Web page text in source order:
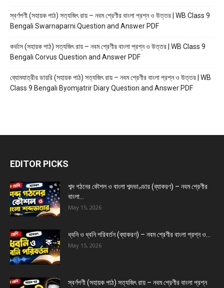
স্বর্ণপণী (সহায়ক পাঠ) সত্যজিৎ রায় – নবম শ্রেণীর বাংলা প্রশ্ন ও উত্তর | WB Class 9
Bengali Swarnaparni Question and Answer PDF
কর্ভাস (সহায়ক পাঠ) সত্যজিৎ রায় – নবম শ্রেণীর বাংলা প্রশ্ন ও উত্তর | WB Class 9
Bengali Corvus Question and Answer PDF
ব্যোমযাত্রীর ডায়রি (সহায়ক পাঠ) সত্যজিৎ রায় – নবম শ্রেণীর বাংলা প্রশ্ন ও উত্তর | WB
Class 9 Bengali Byomjatrir Diary Question and Answer PDF
EDITOR PICKS
শব্দ গঠনের কৌশল ও বাংলা শব্দভাণ্ডার (ব্যাকরণ) – নবম শ্রেণীর
বাংলা...
May 15, 2026
ধ্বনি ও ধ্বনি পরিবর্তন (ব্যাকরণ) – নবম শ্রেণীর বাংলা প্রশ্ন ও...
May 15, 2026
স্বর্ণপণী (সহায়ক পাঠ) সত্যজিৎ রায় – নবম শ্রেণীর বাংলা প্রশ্ন